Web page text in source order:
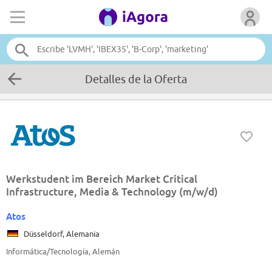
Detalles de la Oferta
Werkstudent im Bereich Market Critical
Infrastructure, Media & Technology (m/w/d)
Atos
Düsseldorf, Alemania
Informática/Tecnología, Alemán